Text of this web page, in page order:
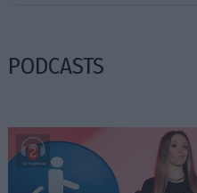
PODCASTS